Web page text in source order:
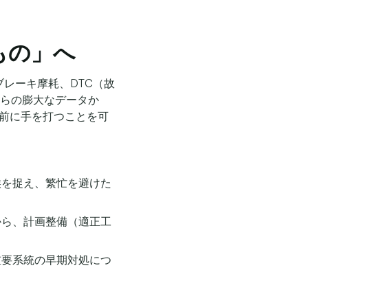
の」へ
ーキ摩耗、DTC（故
の膨大なデータか
に手を打つことを可
捉え、繁忙を避けた
、計画整備（適正工
系統の早期対処につ